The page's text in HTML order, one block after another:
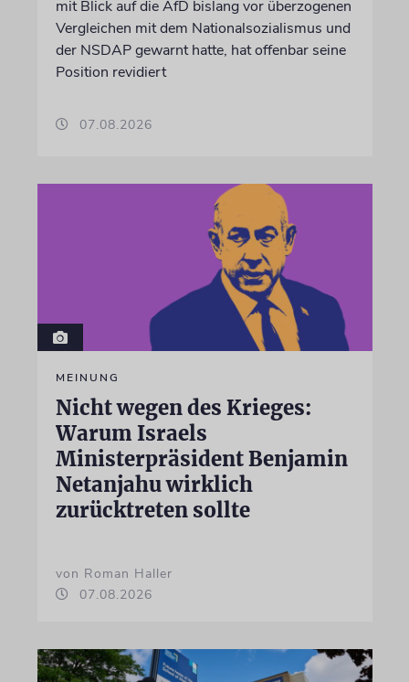
mit Blick auf die AfD bislang vor überzogenen
Vergleichen mit dem Nationalsozialismus und
der NSDAP gewarnt hatte, hat offenbar seine
Position revidiert
07.08.2026
MEINUNG
Nicht wegen des Krieges:
Warum Israels
Ministerpräsident Benjamin
Netanjahu wirklich
zurücktreten sollte
von Roman Haller
07.08.2026